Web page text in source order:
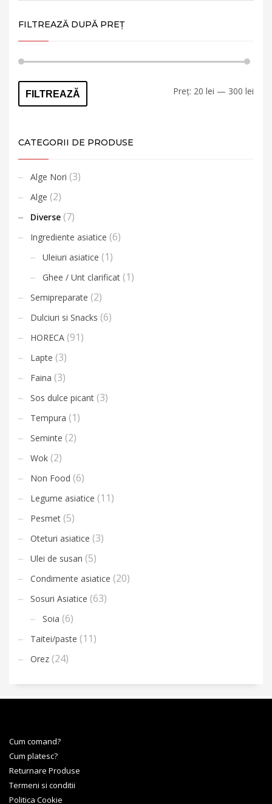
FILTREAZĂ DUPĂ PREȚ
FILTREAZĂ Preț: 20 lei — 300 lei
CATEGORII DE PRODUSE
Alge Nori (3)
Alge (2)
Diverse (7)
Ingrediente asiatice (6)
Uleiuri asiatice (1)
Ghee / Unt clarificat (1)
Semipreparate (2)
Dulciuri si Snacks (6)
HORECA (91)
Lapte (3)
Faina (3)
Sos dulce picant (3)
Tempura (1)
Seminte (2)
Wok (2)
Non Food (6)
Legume asiatice (11)
Pesmet (5)
Oteturi asiatice (3)
Ulei de susan (5)
Condimente asiatice (20)
Sosuri Asiatice (63)
Soia (6)
Taitei/paste (11)
Orez (24)
Cum comand?
Cum platesc?
Returnare Produse
Termeni si conditii
Politica Cookie